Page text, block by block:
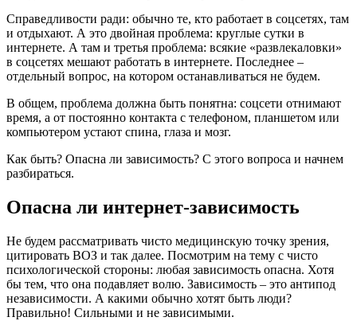
Справедливости ради: обычно те, кто работает в соцсетях, там
и отдыхают. А это двойная проблема: круглые сутки в
интернете. А там и третья проблема: всякие «развлекаловки»
в соцсетях мешают работать в интернете. Последнее –
отдельный вопрос, на котором останавливаться не будем.
В общем, проблема должна быть понятна: соцсети отнимают
время, а от постоянно контакта с телефоном, планшетом или
компьютером устают спина, глаза и мозг.
Как быть? Опасна ли зависимость? С этого вопроса и начнем
разбираться.
Опасна ли интернет-зависимость
Не будем рассматривать чисто медицинскую точку зрения,
цитировать ВОЗ и так далее. Посмотрим на тему с чисто
психологической стороны: любая зависимость опасна. Хотя
бы тем, что она подавляет волю. Зависимость – это антипод
независимости. А какими обычно хотят быть люди?
Правильно! Сильными и не зависимыми.